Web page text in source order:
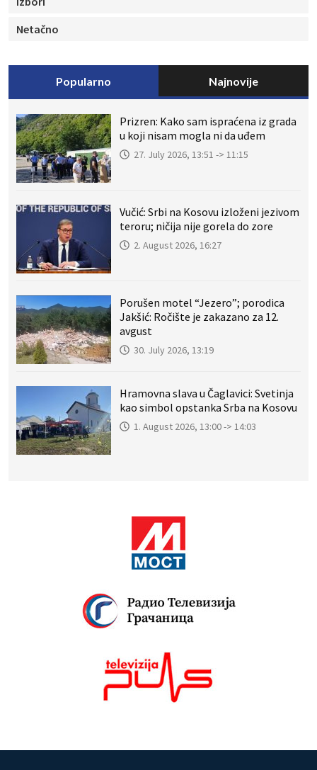
Netačno
Popularno Najnovije
Prizren: Kako sam ispraćena iz grada
u koji nisam mogla ni da uđem
27. July 2026, 13:51 -> 11:15
Vučić: Srbi na Kosovu izloženi jezivom
teroru; ničija nije gorela do zore
2. August 2026, 16:27
Porušen motel “Jezero”; porodica
Jakšić: Ročište je zakazano za 12.
avgust
30. July 2026, 13:19
Hramovna slava u Čaglavici: Svetinja
kao simbol opstanka Srba na Kosovu
1. August 2026, 13:00 -> 14:03